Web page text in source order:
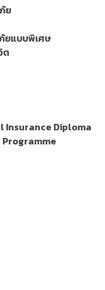
ย
ยแบบพิเศษ
ต
Insurance Diploma
Programme